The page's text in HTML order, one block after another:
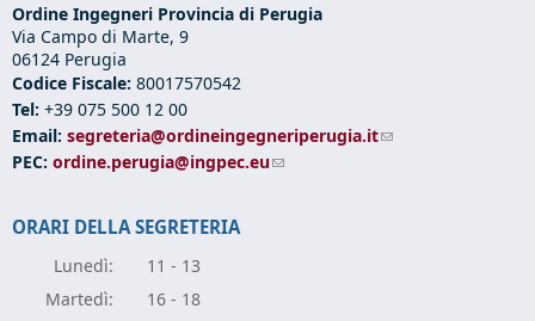
Ordine Ingegneri Provincia di Perugia
Via Campo di Marte, 9
06124 Perugia
Codice Fiscale: 80017570542
Tel: +39 075 500 12 00
Email: segreteria@ordineingegneriperugia.it(link sends e-mail)
PEC: ordine.perugia@ingpec.eu(link sends e-mail)
ORARI DELLA SEGRETERIA
Lunedì:
11 - 13
Martedì:
16 - 18